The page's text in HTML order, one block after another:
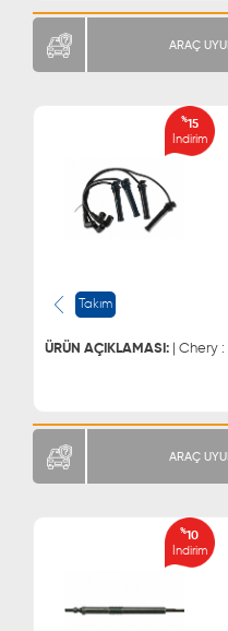
ARAÇ
%15
İndirim
Takım
ÜRÜN AÇIKLAMASI: | Chery
ARAÇ
%10
İndirim